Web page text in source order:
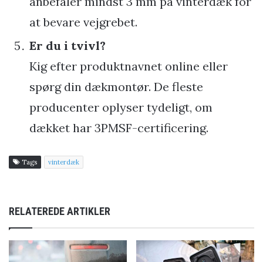
at bevare vejgrebet.
Er du i tvivl?
Kig efter produktnavnet online eller
spørg din dækmontør. De fleste
producenter oplyser tydeligt, om
dækket har 3PMSF-certificering.
Tags vinterdæk
RELATEREDE ARTIKLER